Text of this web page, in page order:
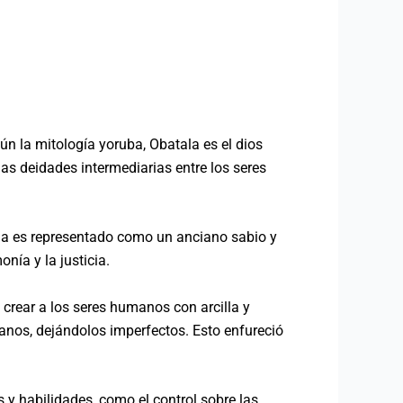
la mitología yoruba, Obatala es el dios
deidades intermediarias entre los seres
es representado como un anciano sabio y
y la justicia.
a los seres humanos con arcilla y
dejándolos imperfectos. Esto enfureció